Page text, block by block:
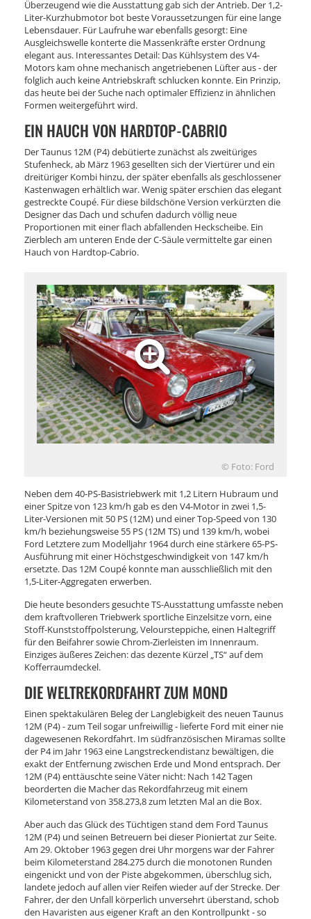
Überzeugend wie die Ausstattung gab sich der Antrieb. Der 1,2-
Liter-Kurzhubmotor bot beste Voraussetzungen für eine lange
Lebensdauer. Für Laufruhe war ebenfalls gesorgt: Eine
Ausgleichswelle konterte die Massenkräfte erster Ordnung
elegant aus. Interessantes Detail: Das Kühlsystem des V4-
Motors kam ohne mechanisch angetriebenen Lüfter aus - der
folglich auch keine Antriebskraft schlucken konnte. Ein Prinzip,
das heute bei der Suche nach optimaler Effizienz in ähnlichen
Formen weitergeführt wird.
EIN HAUCH VON HARDTOP-CABRIO
Der Taunus 12M (P4) debütierte zunächst als zweitüriges
Stufenheck, ab März 1963 gesellten sich der Viertürer und ein
dreitüriger Kombi hinzu, der später ebenfalls als geschlossener
Kastenwagen erhältlich war. Wenig später erschien das elegant
gestreckte Coupé. Für diese bildschöne Version verkürzten die
Designer das Dach und schufen dadurch völlig neue
Proportionen mit einer flach abfallenden Heckscheibe. Ein
Zierblech am unteren Ende der C-Säule vermittelte gar einen
Hauch von Hardtop-Cabrio.
© Foto: Ford
Neben dem 40-PS-Basistriebwerk mit 1,2 Litern Hubraum und
einer Spitze von 123 km/h gab es den V4-Motor in zwei 1,5-
Liter-Versionen mit 50 PS (12M) und einer Top-Speed von 130
km/h beziehungsweise 55 PS (12M TS) und 139 km/h, wobei
Ford Letztere zum Modelljahr 1964 durch eine stärkere 65-PS-
Ausführung mit einer Höchstgeschwindigkeit von 147 km/h
ersetzte. Das 12M Coupé konnte man ausschließlich mit den
1,5-Liter-Aggregaten erwerben.
Die heute besonders gesuchte TS-Ausstattung umfasste neben
dem kraftvolleren Triebwerk sportliche Einzelsitze vorn, eine
Stoff-Kunststoffpolsterung, Veloursteppiche, einen Haltegriff
für den Beifahrer sowie Chrom-Zierleisten im Innenraum.
Einziges äußeres Zeichen: das dezente Kürzel „TS“ auf dem
Kofferraumdeckel.
DIE WELTREKORDFAHRT ZUM MOND
Einen spektakulären Beleg der Langlebigkeit des neuen Taunus
12M (P4) - zum Teil sogar unfreiwillig - lieferte Ford mit einer nie
dagewesenen Rekordfahrt. Im südfranzösischen Miramas sollte
der P4 im Jahr 1963 eine Langstreckendistanz bewältigen, die
exakt der Entfernung zwischen Erde und Mond entsprach. Der
12M (P4) enttäuschte seine Väter nicht: Nach 142 Tagen
beorderten die Macher das Rekordfahrzeug mit einem
Kilometerstand von 358.273,8 zum letzten Mal an die Box.
Aber auch das Glück des Tüchtigen stand dem Ford Taunus
12M (P4) und seinen Betreuern bei dieser Pioniertat zur Seite.
Am 29. Oktober 1963 gegen drei Uhr morgens war der Fahrer
beim Kilometerstand 284.275 durch die monotonen Runden
eingenickt und von der Piste abgekommen, überschlug sich,
landete jedoch auf allen vier Reifen wieder auf der Strecke. Der
Fahrer, der den Unfall körperlich unversehrt überstand, schob
den Havaristen aus eigener Kraft an den Kontrollpunkt - so